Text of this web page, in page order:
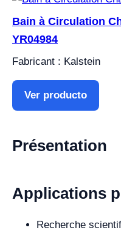
Bain à Circulation
YR04984
Fabricant : Kalstein
Ver producto
Présentation
Applications
Recherche